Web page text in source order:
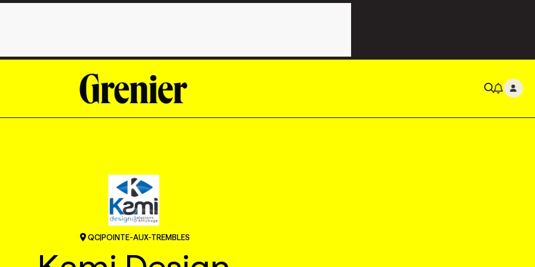
QC|POINTE-AUX-TREMBLES